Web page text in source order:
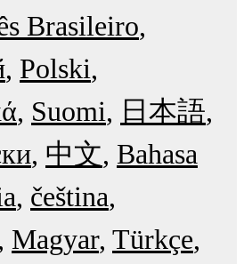
Brasileiro
Polski
Suomi
日本語
中文 Bahasa
čeština
Magyar Türkçe